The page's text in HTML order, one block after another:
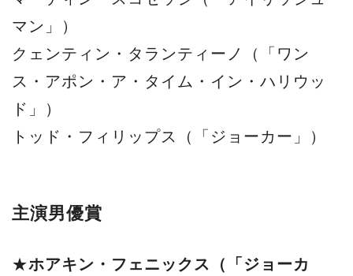
マン」）
クェンティン・タランティーノ（「ワン
ス・アポン・ア・タイム・イン・ハリウッ
ド」）
トッド・フィリップス（「ジョーカー」）
主演男優賞
★ホアキン・フェニックス（「ジョーカ